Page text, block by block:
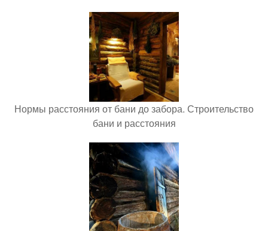
Нормы расстояния от бани до забора. Строительство
бани и расстояния